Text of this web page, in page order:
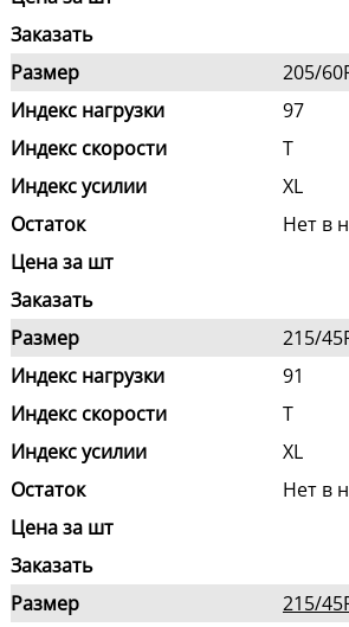
Заказать
Размер
205/
Индекс нагрузки
97
Индекс скорости
T
Индекс усилии
XL
Остаток
Нет в
Цена за шт
Заказать
Размер
215/
Индекс нагрузки
91
Индекс скорости
T
Индекс усилии
XL
Остаток
Нет в
Цена за шт
Заказать
Размер
215/